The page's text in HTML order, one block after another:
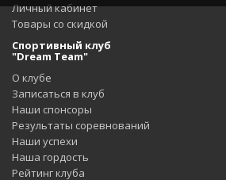
Личный кабинет
Товары со скидкой
Спортивный клуб
"Dream Team"
О клубе
Записаться в клуб
Наши спонсоры
Результаты соревнований
Наши успехи
Наша гордость
Рейтинг клуба